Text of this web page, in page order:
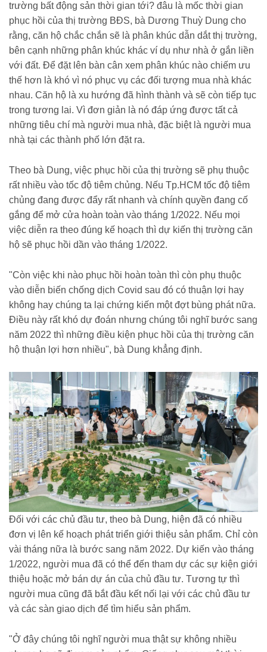
trường bất động sản thời gian tới? đâu là mốc thời gian
phục hồi của thị trường BĐS, bà Dương Thuỳ Dung cho
rằng, căn hộ chắc chắn sẽ là phân khúc dẫn dắt thị trường,
bên cạnh những phân khúc khác ví dụ như nhà ở gắn liền
với đất. Để đặt lên bàn cân xem phân khúc nào chiếm ưu
thế hơn là khó vì nó phục vụ các đối tượng mua nhà khác
nhau. Căn hộ là xu hướng đã hình thành và sẽ còn tiếp tục
trong tương lai. Vì đơn giản là nó đáp ứng được tất cả
những tiêu chí mà người mua nhà, đặc biệt là người mua
nhà tại các thành phố lớn đặt ra.
Theo bà Dung, việc phục hồi của thị trường sẽ phụ thuộc
rất nhiều vào tốc độ tiêm chủng. Nếu Tp.HCM tốc độ tiêm
chủng đang được đẩy rất nhanh và chính quyền đang cố
gắng để mở cửa hoàn toàn vào tháng 1/2022. Nếu mọi
việc diễn ra theo đúng kế hoạch thì dự kiến thị trường căn
hộ sẽ phục hồi dần vào tháng 1/2022.
"Còn việc khi nào phục hồi hoàn toàn thì còn phụ thuộc
vào diễn biến chống dịch Covid sau đó có thuận lợi hay
không hay chúng ta lại chứng kiến một đợt bùng phát nữa.
Điều này rất khó dự đoán nhưng chúng tôi nghĩ bước sang
năm 2022 thì những điều kiện phục hồi của thị trường căn
hộ thuận lợi hơn nhiều", bà Dung khẳng định.
Đối với các chủ đầu tư, theo bà Dung, hiện đã có nhiều
đơn vị lên kế hoạch phát triển giới thiệu sản phẩm. Chỉ còn
vài tháng nữa là bước sang năm 2022. Dự kiến vào tháng
1/2022, người mua đã có thể đến tham dự các sự kiện giới
thiệu hoặc mở bán dự án của chủ đầu tư. Tương tự thì
người mua cũng đã bắt đầu kết nối lại với các chủ đầu tư
và các sàn giao dịch để tìm hiểu sản phẩm.
"Ở đây chúng tôi nghĩ người mua thật sự không nhiều